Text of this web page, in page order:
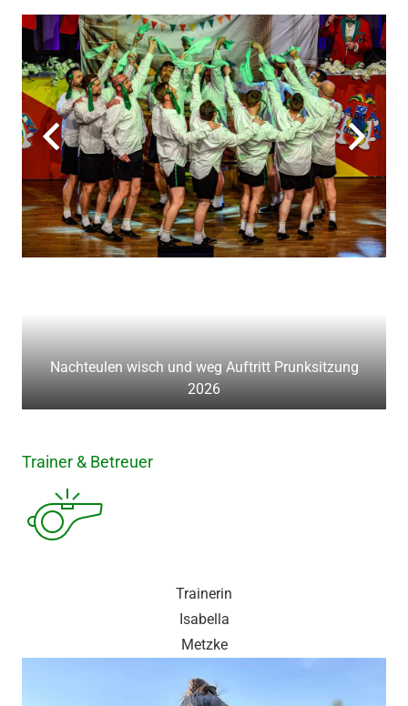
Nachteulen wisch und weg Auftritt Prunksitzung
2026
Trainer & Betreuer
Trainerin
Isabella
Metzke